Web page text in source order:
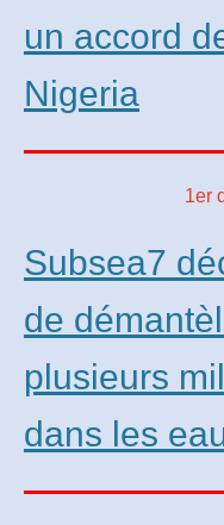
un accord
Nigeria
1er
Subsea7
de
plusieurs
dans les